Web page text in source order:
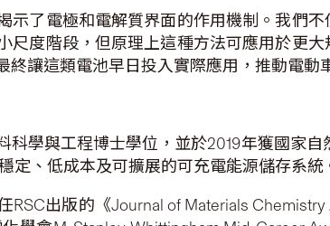
示了電極和電解質界面的作用機制。我們
尺度階段，但原理上這種方法可應用於更
讓這類電池早日投入實際應用，推動電動
科學與工程博士學位，並於2019年獲國家
定、低成本及可擴展的可充電能源儲存系統
RSC出版的《Journal of Materials